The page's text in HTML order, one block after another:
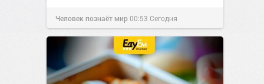
Человек познаёт мир00:53 Сегодня